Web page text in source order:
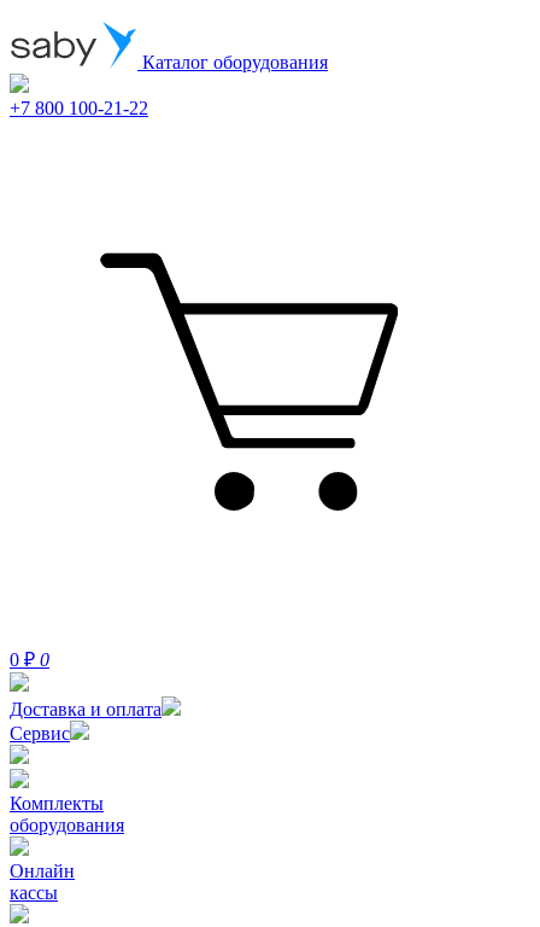
Каталог оборудования
+7 800 100-21-22
0 ₽ 0
Доставка и оплата
Сервис
Комплекты
оборудования
Онлайн
кассы